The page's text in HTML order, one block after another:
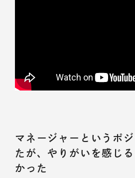
マネージャーというポ
たが、やりがいを感じ
かった